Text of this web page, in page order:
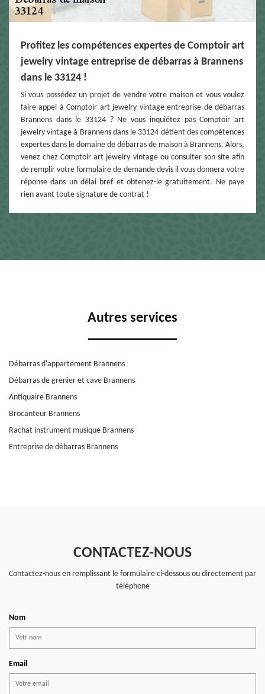
Profitez les compétences expertes de Comptoir art
jewelry vintage entreprise de débarras à Brannens
dans le 33124 !
Si vous possédez un projet de vendre votre maison et vous voulez
faire appel à Comptoir art jewelry vintage entreprise de débarras
Brannens dans le 33124 ? Ne vous inquiétez pas Comptoir art
jewelry vintage à Brannens dans le 33124 détient des compétences
expertes dans le domaine de débarras de maison à Brannens. Alors,
venez chez Comptoir art jewelry vintage ou consulter son site afin
de remplir votre formulaire de demande devis il vous donnera votre
réponse dans un délai bref et obtenez-le gratuitement. Ne paye
rien avant toute signature de contrat !
Autres services
Débarras d'appartement Brannens
Débarras de grenier et cave Brannens
Antiquaire Brannens
Brocanteur Brannens
Rachat instrument musique Brannens
Entreprise de débarras Brannens
CONTACTEZ-NOUS
Contactez-nous en remplissant le formulaire ci-dessous ou directement par
téléphone
Nom
Email